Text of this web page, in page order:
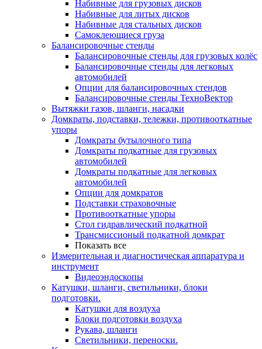
Набивные для грузовых дисков
Набивные для литых дисков
Набивные для стальных дисков
Самоклеющиеся груза
Балансировочные стенды
Балансировочные стенды для грузовых колёс
Балансировочные стенды для легковых
автомобилей
Опции для балансировочных стендов
Балансировочные стенды ТехноВектор
Вытяжки газов, шланги, насадки
Домкраты, подставки, тележки, противооткатные
упоры
Домкраты бутылочного типа
Домкраты подкатные для грузовых
автомобилей
Домкраты подкатные для легковых
автомобилей
Опции для домкратов
Подставки страховочные
Противооткатные упоры
Стол гидравлический подкатной
Трансмиссионый подкатной домкрат
Показать все
Измерительная и диагностическая аппаратура и
инструмент
Видеоэндоскопы
Катушки, шланги, светильники, блоки
подготовки.
Катушки для воздуха
Блоки подготовки воздуха
Рукава, шланги
Светильники, переноски.